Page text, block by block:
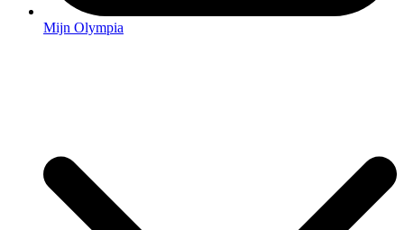
Mijn Olympia